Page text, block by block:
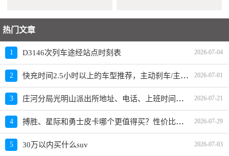
热门文章
1 D3146次列车途经站点时刻表 2026-07-04
2 快充时间2.5小时以上的车型推荐，主动刹车/主动安全系统有哪些车、买哪款好、价格 2026-07-01
3 庄河分局光明山派出所地址、电话、上班时间、能处理违章吗 2026-07-21
4 搏胜、星际和勇士皮卡哪个更值得买？性价比、配置对比 2026-07-29
5 30万以内买什么suv 2026-07-03